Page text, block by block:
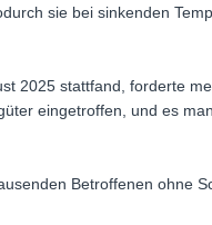
sie bei sinkenden
2025 stattfand, forderte
eingetroffen, und es
Betroffenen ohne